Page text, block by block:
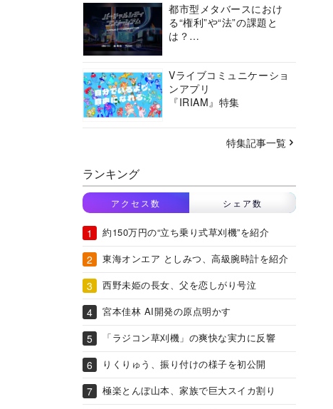
都市型メタバースにおけ
る“権利”や“法”の課題と
は？
ーシアムの挑戦に迫る
Vライブコミュニケーショ
ンアプリ
『IRIAM』特集
特集記事一覧
ランキング
アクセス数 シェア数
約150万円の“立ち乗り式草刈機”を紹介
東海オンエア としみつ、高級腕時計を紹介
西野未姫の長女、父を恋しがり号泣
宮本佳林 AI開発の原点明かす
「ラジコン草刈機」の爽快な実力に反響
りくりゅう、振り付けの様子を初公開
極楽とんぼ山本、家族で巨大スイカ割り